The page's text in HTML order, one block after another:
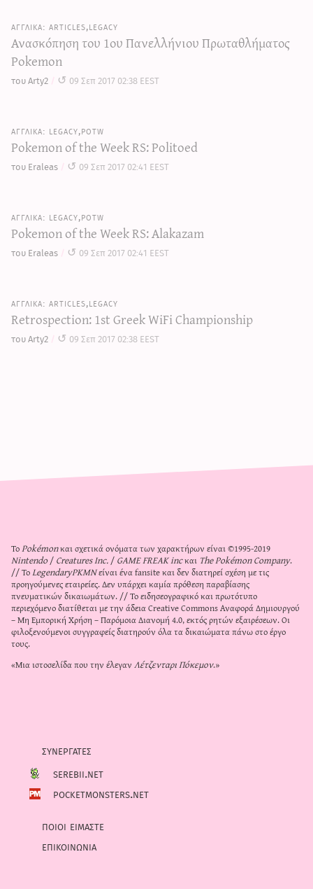
articles,legacy
Ανασκόπηση του 1ου Πανελλήνιου Πρωταθλήματος
Pokemon
του Arty2 09 Σεπ 2017 02:38 EEST
legacy,potw
Pokemon of the Week RS: Politoed
του Eraleas 09 Σεπ 2017 02:41 EEST
legacy,potw
Pokemon of the Week RS: Alakazam
του Eraleas 09 Σεπ 2017 02:41 EEST
articles,legacy
Retrospection: 1st Greek WiFi Championship
του Arty2 09 Σεπ 2017 02:38 EEST
ΤοPokémonκαι σχετικά ονόματα των χαρακτήρων είναι ©1995-2019
Nintendo/Creatures Inc./GAME FREAK incκαι The Pokémon Company.
// ΤοLegendaryPKMNείναι ένα fansite και δεν διατηρεί σχέση με τις
προηγούμενες εταιρείες. Δεν υπάρχει καμία πρόθεση παραβίασης
πνευματικών δικαιωμάτων. // Το ειδησεογραφικό και πρωτότυπο
περιεχόμενο διατίθεται με την άδειαCreative Commons Αναφορά Δημιουργού
– Μη Εμπορική Χρήση – Παρόμοια Διανομή 4.0, εκτός ρητών εξαιρέσεων. Οι
φιλοξενούμενοι συγγραφείς διατηρούν όλα τα δικαιώματα πάνω στο έργο
τους.
«Μια ιστοσελίδα που την έλεγανΛέτζενταρι Πόκεμον.»
συνεργατες
serebii.net
pocketmonsters.net
ποιοι ειμαστε
επικοινωνια